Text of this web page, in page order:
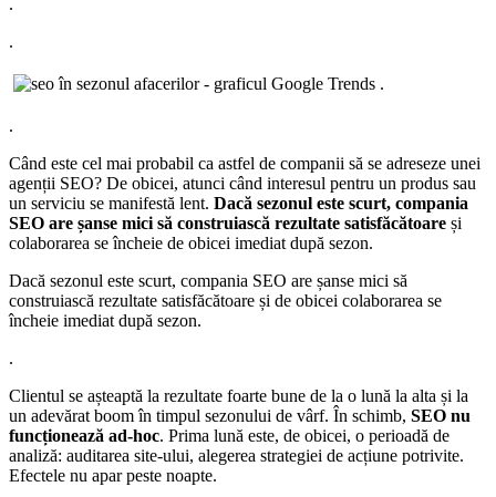
.
.
.
.
Când este cel mai probabil ca astfel de companii să se adreseze unei
agenții SEO? De obicei, atunci când interesul pentru un produs sau
un serviciu se manifestă lent. Dacă sezonul este scurt, compania
SEO are șanse mici să construiască rezultate satisfăcătoare și
colaborarea se încheie de obicei imediat după sezon.
Dacă sezonul este scurt, compania SEO are șanse mici să
construiască rezultate satisfăcătoare și de obicei colaborarea se
încheie imediat după sezon.
.
Clientul se așteaptă la rezultate foarte bune de la o lună la alta și la
un adevărat boom în timpul sezonului de vârf. În schimb, SEO nu
funcționează ad-hoc. Prima lună este, de obicei, o perioadă de
analiză: auditarea site-ului, alegerea strategiei de acțiune potrivite.
Efectele nu apar peste noapte.